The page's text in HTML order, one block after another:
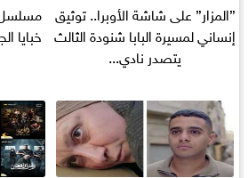
”المزار” على شاشة الأوبرا.. توثيق
إنساني لمسيرة البابا شنودة الثالث
يتصدر نادي...
خبايا